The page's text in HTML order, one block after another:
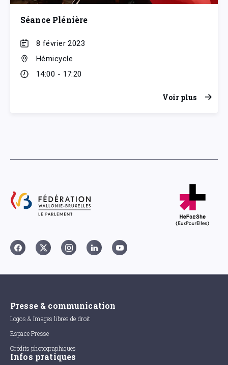
Séance Plénière
8 février 2023
Hémicycle
14:00 - 17:20
Voir plus
Presse & communication
Logos & Images libres de droit
Espace Presse
Crédits photographiques
Infos pratiques